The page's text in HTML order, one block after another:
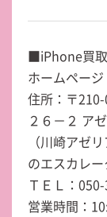
■iPhone買取
ホームページ
住所：〒
２６－２ ア
（川崎アゼ
のエスカレー
ＴＥＬ：
営業時間：